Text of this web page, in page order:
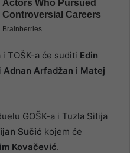
TOŠK-a će suditi Edin
Adnan Arfadžan i Matej
GOŠK-a i Tuzla Sitija
Sučić kojem će
Kovačević.